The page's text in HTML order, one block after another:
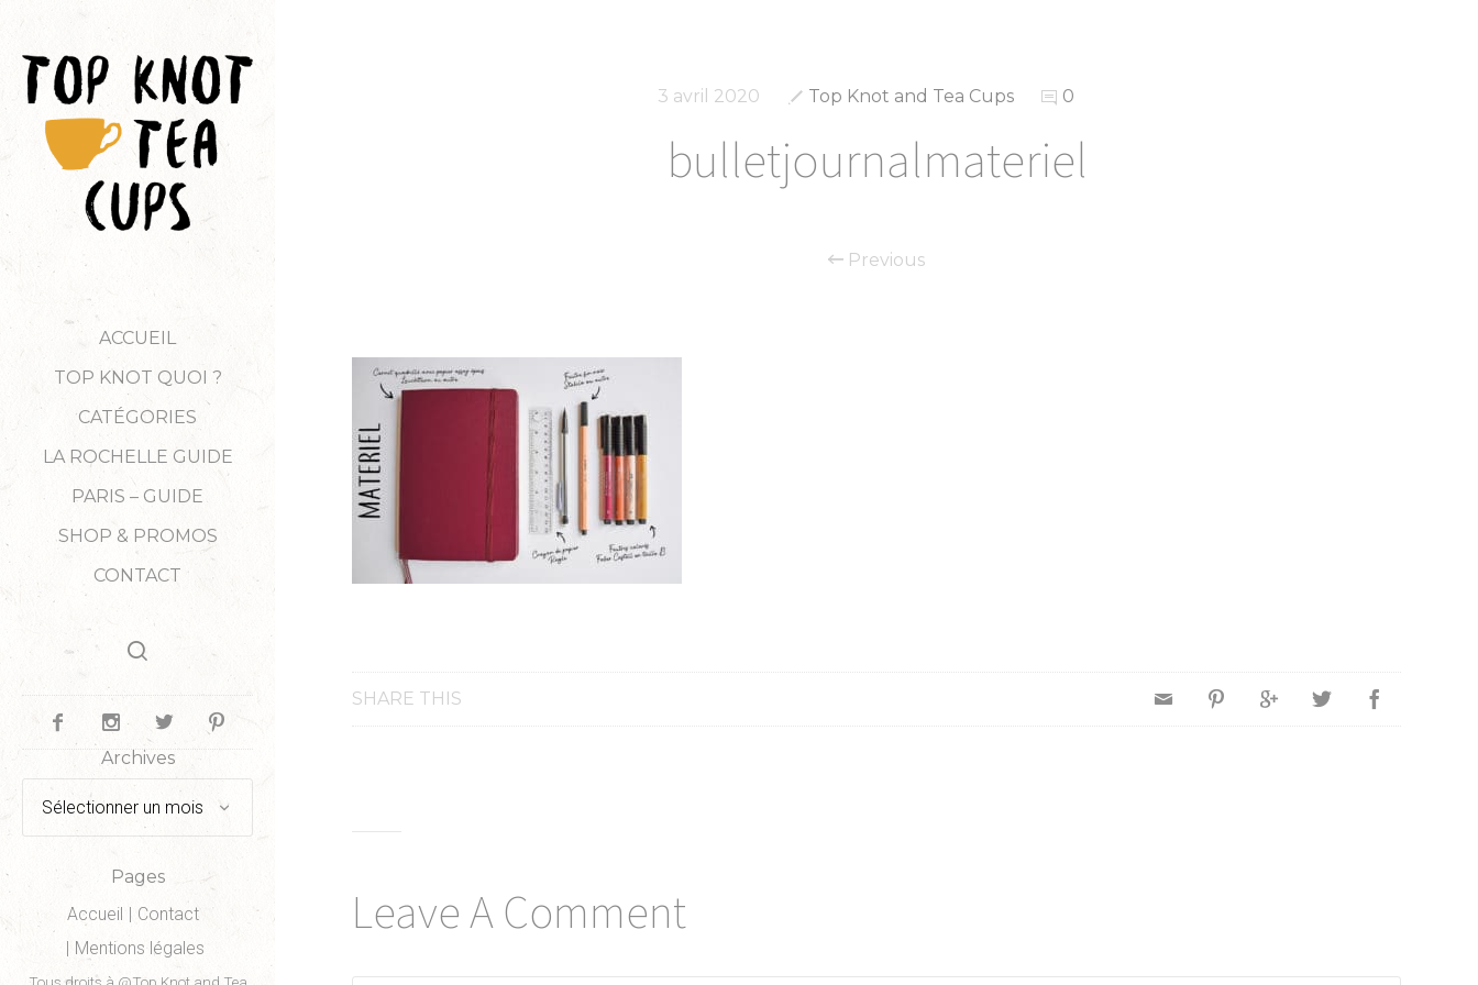
ACCUEIL
TOP KNOT QUOI ?
CATÉGORIES
LA ROCHELLE GUIDE
PARIS – GUIDE
SHOP & PROMOS
CONTACT
Archives
Archives
Pages
Accueil
Contact
Mentions légales
3 avril 2020 Top Knot and Tea Cups 0
bulletjournalmateriel
Previous
SHARE THIS
Leave A Comment